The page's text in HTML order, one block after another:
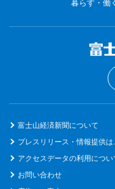
暮らす・働
富士山経済新聞について
プレスリリース・情報提供は
アクセスデータの利用につい
お問い合わせ